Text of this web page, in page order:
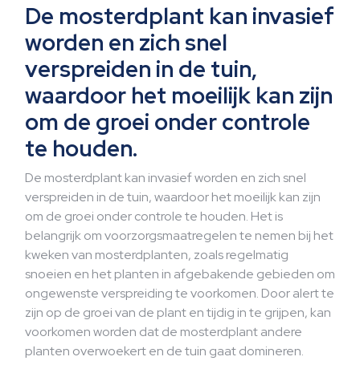
De mosterdplant kan invasief
worden en zich snel
verspreiden in de tuin,
waardoor het moeilijk kan zijn
om de groei onder controle
te houden.
De mosterdplant kan invasief worden en zich snel
verspreiden in de tuin, waardoor het moeilijk kan zijn
om de groei onder controle te houden. Het is
belangrijk om voorzorgsmaatregelen te nemen bij het
kweken van mosterdplanten, zoals regelmatig
snoeien en het planten in afgebakende gebieden om
ongewenste verspreiding te voorkomen. Door alert te
zijn op de groei van de plant en tijdig in te grijpen, kan
voorkomen worden dat de mosterdplant andere
planten overwoekert en de tuin gaat domineren.